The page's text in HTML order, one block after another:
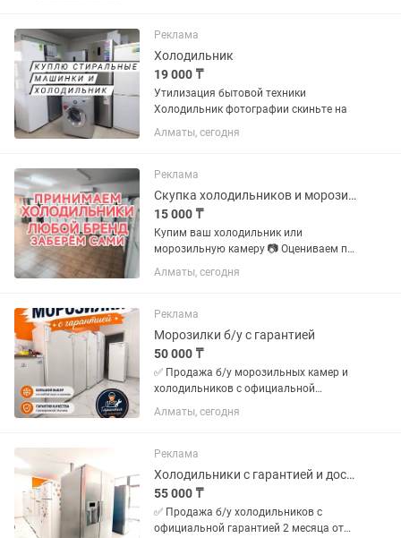
Реклама
Холодильник
19 000 ₸
Утилизация бытовой техники
Холодильник фотографии скиньте на
Алматы, сегодня
Реклама
Скупка холодильников и морозильных камер
15 000 ₸
Купим ваш холодильник или
морозильную камеру 📷 Оцениваем по
фото 🚚 Заберем и увезем сами 💵
Деньги сразу Пишите или звоните
Алматы, сегодня
Реклама
Морозилки б/у с гарантией
50 000 ₸
✅ Продажа б/у морозильных камер и
холодильников с официальной
гарантией 2 месяца от магазина и
мастера с более чем 10 летним опытом
запахов Цены от 50000 в...
Алматы, сегодня
Реклама
Холодильники с гарантией и доставкой по городу
55 000 ₸
✅ Продажа б/у холодильников с
официальной гарантией 2 месяца от